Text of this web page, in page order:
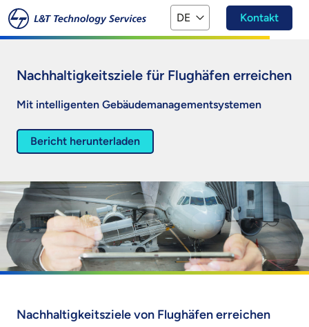
Zum Hauptinhalt springen
DE Kontakt
Nachhaltigkeitsziele für Flughäfen erreichen
Mit intelligenten Gebäudemanagementsystemen
Bericht herunterladen
Nachhaltigkeitsziele von Flughäfen erreichen